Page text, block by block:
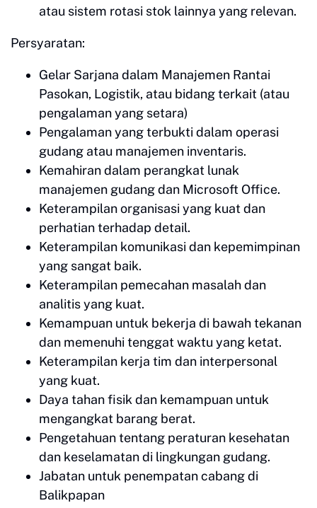
atau sistem rotasi stok lainnya yang relevan.
Persyaratan:
Gelar Sarjana dalam Manajemen Rantai
Pasokan, Logistik, atau bidang terkait (atau
pengalaman yang setara)
Pengalaman yang terbukti dalam operasi
gudang atau manajemen inventaris.
Kemahiran dalam perangkat lunak
manajemen gudang dan Microsoft Office.
Keterampilan organisasi yang kuat dan
perhatian terhadap detail.
Keterampilan komunikasi dan kepemimpinan
yang sangat baik.
Keterampilan pemecahan masalah dan
analitis yang kuat.
Kemampuan untuk bekerja di bawah tekanan
dan memenuhi tenggat waktu yang ketat.
Keterampilan kerja tim dan interpersonal
yang kuat.
Daya tahan fisik dan kemampuan untuk
mengangkat barang berat.
Pengetahuan tentang peraturan kesehatan
dan keselamatan di lingkungan gudang.
Jabatan untuk penempatan cabang di
Balikpapan